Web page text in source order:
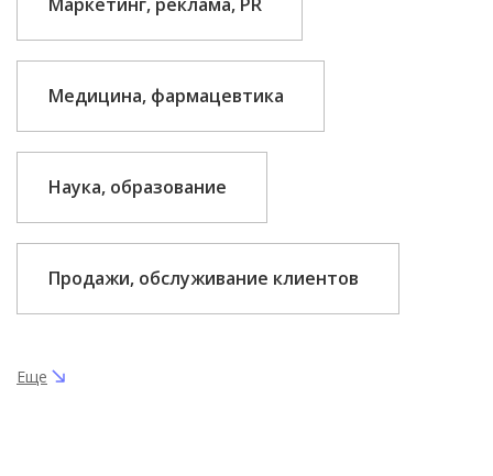
Медицина, фармацевтика
Наука, образование
Продажи, обслуживание клиентов
Еще